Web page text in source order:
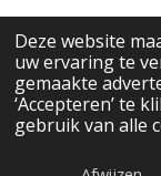
Deze website
uw ervaring te
gemaakte
‘Accepteren’ te
gebruik van alle